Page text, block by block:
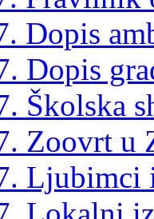
Dopis
Dopis
Školska
Zoovrt u
Ljubimci